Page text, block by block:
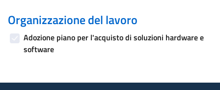
Organizzazione del lavoro
Adozione piano per l'acquisto di soluzioni hardware e
software